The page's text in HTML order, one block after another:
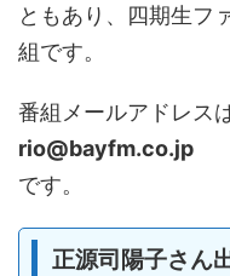
ともあり、四期生フ
組です。
番組メールアドレスは
rio@bayfm.co.jp
です。
正源司陽子さん